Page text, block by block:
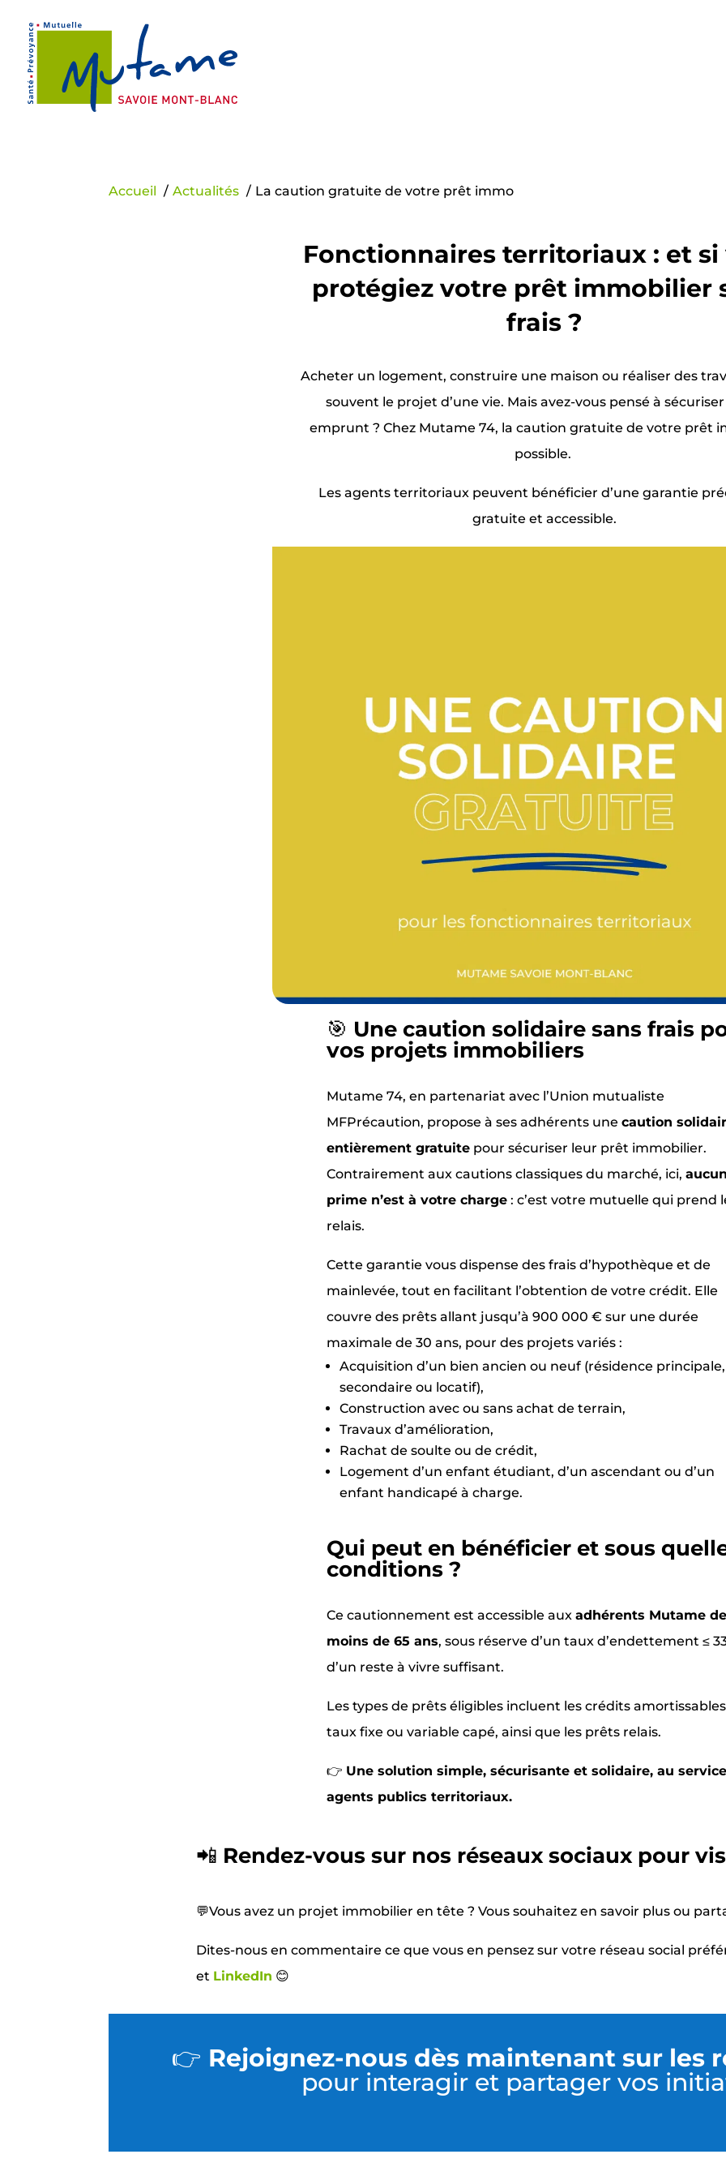
Accueil Actualités La caution gratuite de votre prêt immo
Fonctionnaires territoriaux : et si
protégiez votre prêt immobilier
frais ?
Acheter un logement, construire une maison ou réaliser des
souvent le projet d’une vie. Mais avez-vous pensé à
emprunt ? Chez Mutame 74, la caution gratuite de votre prêt
possible.
Les agents territoriaux peuvent bénéficier d’une garantie
gratuite et accessible.
🎯 Une caution solidaire sans frais
vos projets immobiliers
Mutame 74, en partenariat avec l’Union mutualiste
MFPrécaution, propose à ses adhérents unecaution
entièrement gratuite pour sécuriser leur prêt immobilier.
Contrairement aux cautions classiques du marché, ici,
prime n’est à votre charge : c’est votre mutuelle qui prend
relais.
Cette garantie vous dispense des frais d’hypothèque et de
mainlevée, tout en facilitant l’obtention de votre crédit. Elle
couvre des prêts allant jusqu’à 900 000 € sur une durée
maximale de 30 ans, pour des projets variés :
Acquisition d’un bien ancien ou neuf (résidence principale,
secondaire ou locatif),
Construction avec ou sans achat de terrain,
Travaux d’amélioration,
Rachat de soulte ou de crédit,
Logement d’un enfant étudiant, d’un ascendant ou d’un
enfant handicapé à charge.
Qui peut en bénéficier et sous
conditions ?
Ce cautionnement est accessible auxadhérents Mutame
moins de 65 ans, sous réserve d’un taux d’endettement ≤
d’un reste à vivre suffisant.
Les types de prêts éligibles incluent les crédits
taux fixe ou variable capé, ainsi que les prêts relais.
👉 Une solution simple, sécurisante et solidaire, au
agents publics territoriaux.
📲 Rendez-vous sur nos réseaux sociaux pour
💬Vous avez un projet immobilier en tête ? Vous souhaitez en savoir plus ou
Dites-nous en commentaire ce que vous en pensez sur votre réseau social
et LinkedIn 😊
👉 Rejoignez-nous dès maintenant sur les
pour interagir et partager vos